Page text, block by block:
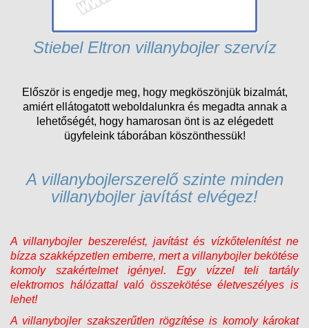
Stiebel Eltron villanybojler szervíz
Először is engedje meg, hogy megköszönjük bizalmát,
amiért ellátogatott weboldalunkra és megadta annak a
lehetőségét, hogy hamarosan önt is az elégedett
ügyfeleink táborában köszönthessük!
A villanybojlerszerelő szinte minden
villanybojler javítást elvégez!
A villanybojler beszerelést, javítást és vízkőtelenítést ne
bízza szakképzetlen emberre, mert a villanybojler bekötése
komoly szakértelmet igényel. Egy vízzel teli tartály
elektromos hálózattal való összekötése életveszélyes is
lehet!
A villanybojler szakszerűtlen rögzítése is komoly károkat